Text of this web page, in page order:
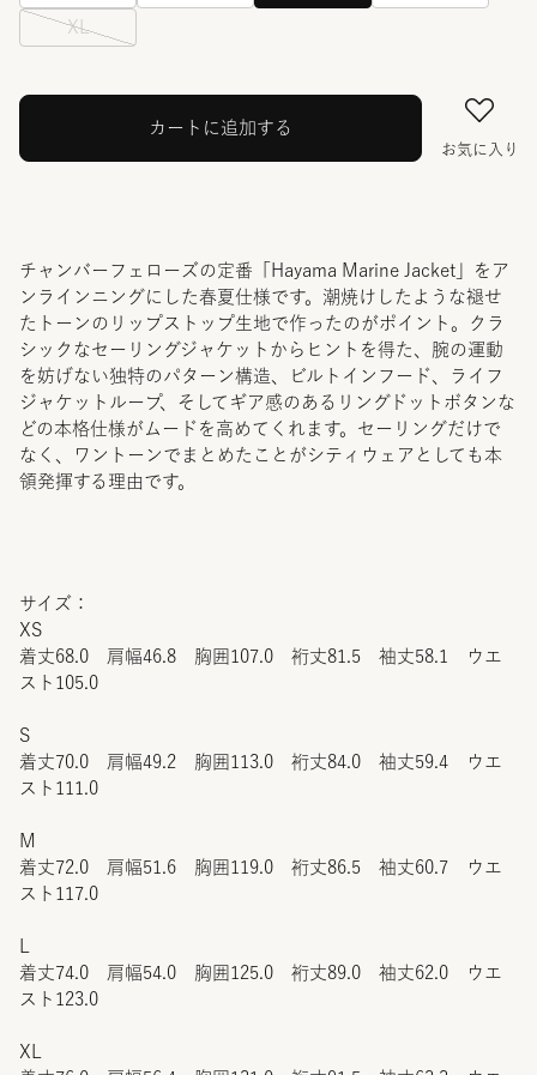
XL
カートに追加する
お気に入り
チャンバーフェローズの定番「Hayama Marine Jacket」をア
ンラインニングにした春夏仕様です。潮焼けしたような褪せ
たトーンのリップストップ生地で作ったのがポイント。クラ
シックなセーリングジャケットからヒントを得た、腕の運動
を妨げない独特のパターン構造、ビルトインフード、ライフ
ジャケットループ、そしてギア感のあるリングドットボタンな
どの本格仕様がムードを高めてくれます。セーリングだけで
なく、ワントーンでまとめたことがシティウェアとしても本
領発揮する理由です。
サイズ：
XS
着丈68.0 肩幅46.8 胸囲107.0 裄丈81.5 袖丈58.1 ウエ
スト105.0
S
着丈70.0 肩幅49.2 胸囲113.0 裄丈84.0 袖丈59.4 ウエ
スト111.0
M
着丈72.0 肩幅51.6 胸囲119.0 裄丈86.5 袖丈60.7 ウエ
スト117.0
着丈74.0 肩幅54.0 胸囲125.0 裄丈89.0 袖丈62.0 ウエ
スト123.0
XL